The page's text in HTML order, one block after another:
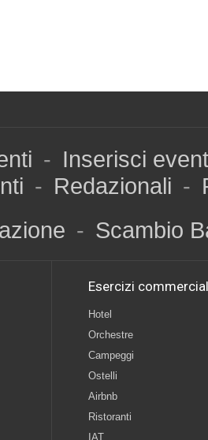
- Inserisci
- Redazionali -
- Scambio
Esercizi
Hotel
Orchestre
Campeggi
Ostelli
Airbnb
Ristoranti
IAT